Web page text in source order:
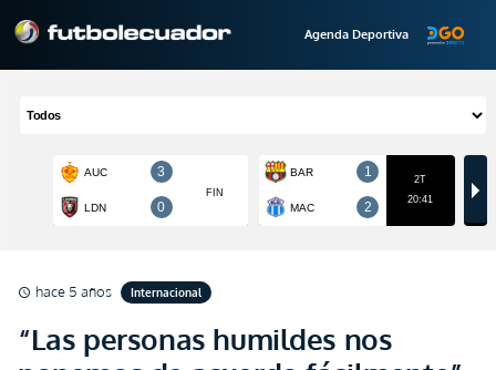
Agenda Deportiva
schedule hace 5 años Internacional
“Las personas humildes nos